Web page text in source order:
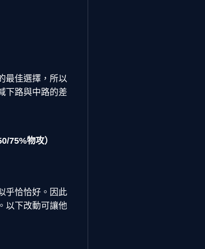
最佳選擇，所以
下路與中路的差
75%物攻）
乎恰恰好。因此
以下改動可讓他